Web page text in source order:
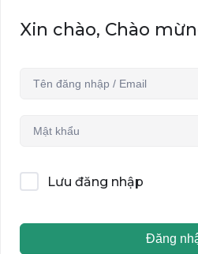
Xin chào, Chào
Lưu đăng nhập
Đăng